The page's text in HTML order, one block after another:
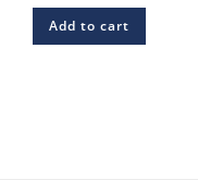
Add to cart